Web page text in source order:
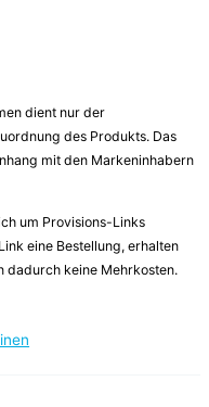
dient nur der
des Produkts. Das
mit den Markeninhabern
um Provisions-Links
eine Bestellung, erhalten
dadurch keine Mehrkosten.